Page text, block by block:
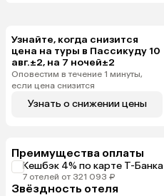
Узнайте, когда снизится
цена на туры в Пассикуду 10
авг.±2, на 7 ночей±2
Оповестим в течение 1 минуты,
если цена снизится
Узнать о снижении цены
Преимущества оплаты
Кешбэк 4% по карте Т-Банка
7 отелей от 321 093 ₽
Звёздность отеля